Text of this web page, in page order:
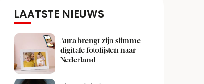
LAATSTE NIEUWS
Aura brengt zijn slimme
digitale fotolijsten naar
Nederland